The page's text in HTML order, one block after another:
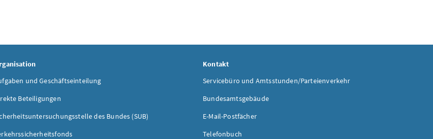
und Geschäftseinteilung
Beteiligungen
des Bundes (SUB)
Kontakt
Servicebüro und Amtsstunden/Parteienverkehr
Bundesamtsgebäude
E-Mail-Postfächer
Telefonbuch